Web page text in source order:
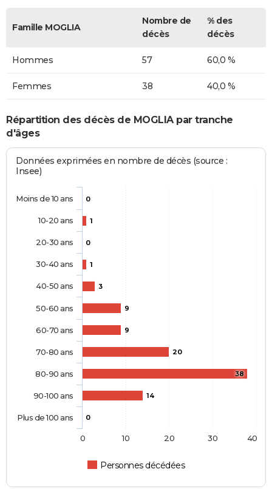
Famille MOGLIA
Nombre de
décès
% des
décès
Hommes 57 60,0 %
Femmes 38 40,0 %
Répartition des décès de MOGLIA par tranche
d'âges
Données exprimées en nombre de décès (source :
Insee)
0
1
0
1
3
9
9
20
38
14
0
Personnes décédées
Moins de 10 ans
10-20 ans
20-30 ans
30-40 ans
40-50 ans
50-60 ans
60-70 ans
70-80 ans
80-90 ans
90-100 ans
Plus de 100 ans
0 10 20 30 40